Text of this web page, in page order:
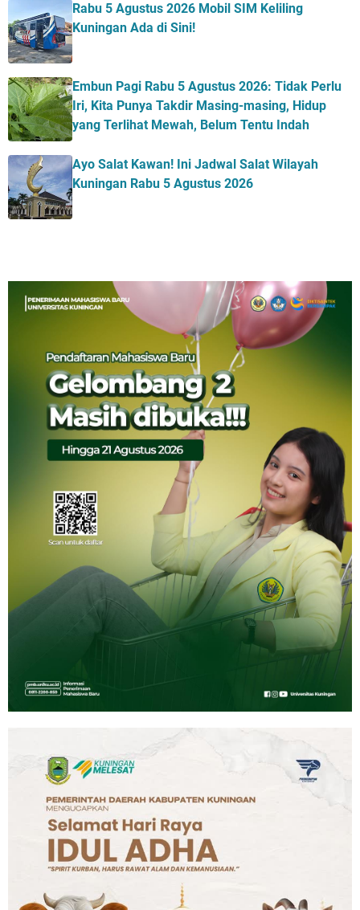
Rabu 5 Agustus 2026 Mobil SIM Keliling
Kuningan Ada di Sini!
Embun Pagi Rabu 5 Agustus 2026: Tidak Perlu
Iri, Kita Punya Takdir Masing-masing, Hidup
yang Terlihat Mewah, Belum Tentu Indah
Ayo Salat Kawan! Ini Jadwal Salat Wilayah
Kuningan Rabu 5 Agustus 2026